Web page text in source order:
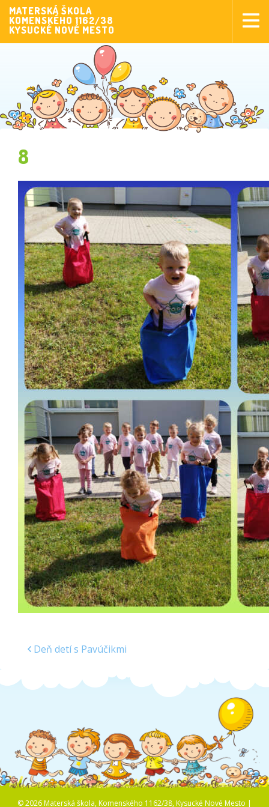
Aktivity pre deti
Fotogaléria
Naša škola
Prijímanie detí
Dokumenty
Krúžková činnosť
Zverejňovanie
Školská jedáleň
Jedálny lístok
Kontakt
Ochrana osobných
údajov – GDPR
Vzdelávanie
zamestnancov
MATERSKÁ ŠKOLA
KOMENSKÉHO 1162/38
KYSUCKÉ NOVÉ MESTO
8
Deň detí s Pavúčikmi
© 2026 Materská škola, Komenského 1162/38, Kysucké Nové Mesto |